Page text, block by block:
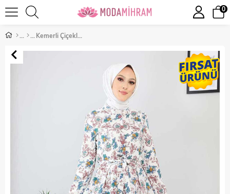
0
Kemerli Çiçekli Takım Gül Kurusu 9807